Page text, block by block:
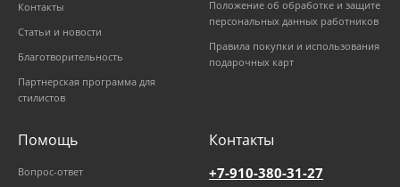
Контакты
Статьи и новости
Благотворительность
Партнерская программа для
стилистов
Положение об обработке и защите
персональных данных работников
Правила покупки и использования
подарочных карт
Помощь
Вопрос-ответ
Контакты
+7-910-380-31-27